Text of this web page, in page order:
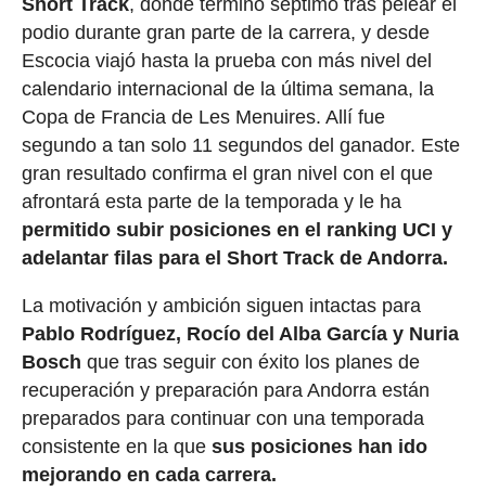
Short Track, donde terminó séptimo tras pelear el
podio durante gran parte de la carrera, y desde
Escocia viajó hasta la prueba con más nivel del
calendario internacional de la última semana, la
Copa de Francia de Les Menuires. Allí fue
segundo a tan solo 11 segundos del ganador. Este
gran resultado confirma el gran nivel con el que
afrontará esta parte de la temporada y le ha
permitido subir posiciones en el ranking UCI y
adelantar filas para el Short Track de Andorra.
La motivación y ambición siguen intactas para
Pablo Rodríguez, Rocío del Alba García y Nuria
Bosch que tras seguir con éxito los planes de
recuperación y preparación para Andorra están
preparados para continuar con una temporada
consistente en la que sus posiciones han ido
mejorando en cada carrera.